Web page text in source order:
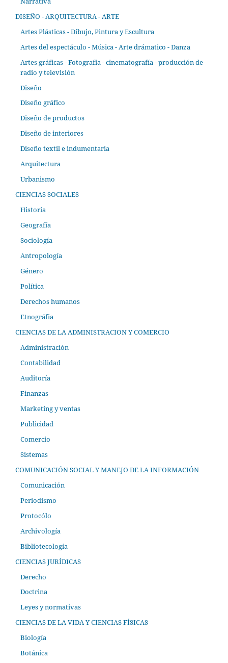
DISEÑO - ARQUITECTURA - ARTE
Artes Plásticas - Dibujo, Pintura y Escultura
Artes del espectáculo - Música - Arte drámatico - Danza
Artes gráficas - Fotografía - cinematografía - producción de
radio y televisión
Diseño
Diseño gráfico
Diseño de productos
Diseño de interiores
Diseño textil e indumentaria
Arquitectura
Urbanismo
CIENCIAS SOCIALES
Historia
Geografía
Sociología
Antropología
Género
Política
Derechos humanos
Etnográfia
CIENCIAS DE LA ADMINISTRACION Y COMERCIO
Administración
Contabilidad
Auditoría
Finanzas
Marketing y ventas
Publicidad
Comercio
Sistemas
COMUNICACIÓN SOCIAL Y MANEJO DE LA INFORMACIÓN
Comunicación
Periodismo
Protocólo
Archivología
Bibliotecología
CIENCIAS JURÍDICAS
Derecho
Doctrina
Leyes y normativas
CIENCIAS DE LA VIDA Y CIENCIAS FÍSICAS
Biología
Botánica